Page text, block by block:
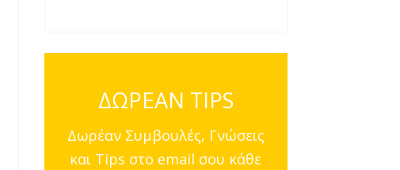
ΔΩΡΕΑΝ TIPS
Δωρέαν Συμβουλές, Γνώσεις
και Tips στο email σου κάθε